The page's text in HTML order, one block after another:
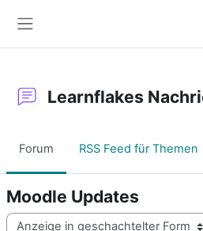
Learnflakes
Forum RSS Feed für Themen
Moodle Updates
Anzeigemodus